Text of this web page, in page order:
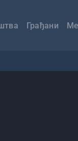
Грађани